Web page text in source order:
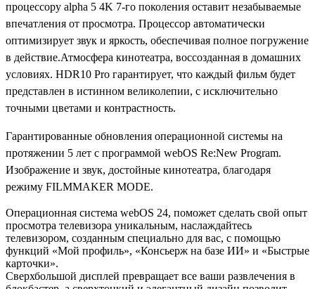
процессору alpha 5 4K 7-го поколения оставит незабываемые
впечатления от просмотра. Процессор автоматически
оптимизирует звук и яркость, обеспечивая полное погружение
в действие.Атмосфера кинотеатра, воссозданная в домашних
условиях. HDR10 Pro гарантирует, что каждый фильм будет
представлен в истинном великолепии, с исключительно
точными цветами и контрастность.
Гарантированные обновления операционной системы на
протяжении 5 лет с программой webOS Re:New Program.
Изображение и звук, достойные кинотеатра, благодаря
режиму FILMMAKER MODE.
Операционная система webOS 24, поможет сделать свой опыт
просмотра телевизора уникальным, наслаждайтесь
телевизором, созданным специально для вас, с помощью
функций «Мой профиль», «Консьерж на базе ИИ» и «Быстрые
карточки».
Сверхбольшой дисплей превращает все ваши развлечения в